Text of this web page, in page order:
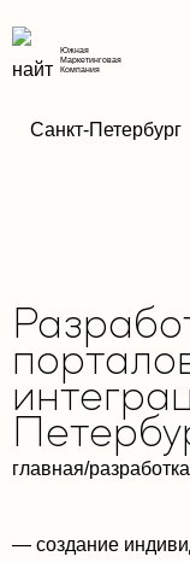
Южная
Маркетинговая
Компания
Санкт-Петербург
главная/разработка
— создание